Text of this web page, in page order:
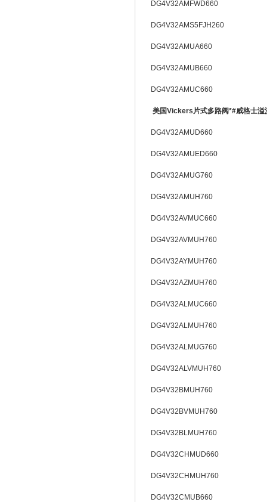
DG4V32AMFWD660
DG4V32AMS5FJH260
DG4V32AMUA660
DG4V32AMUB660
DG4V32AMUC660
美国Vickers片式多路阀*#威格士溢
DG4V32AMUD660
DG4V32AMUED660
DG4V32AMUG760
DG4V32AMUH760
DG4V32AVMUC660
DG4V32AVMUH760
DG4V32AYMUH760
DG4V32AZMUH760
DG4V32ALMUC660
DG4V32ALMUH760
DG4V32ALMUG760
DG4V32ALVMUH760
DG4V32BMUH760
DG4V32BVMUH760
DG4V32BLMUH760
DG4V32CHMUD660
DG4V32CHMUH760
DG4V32CMUB660